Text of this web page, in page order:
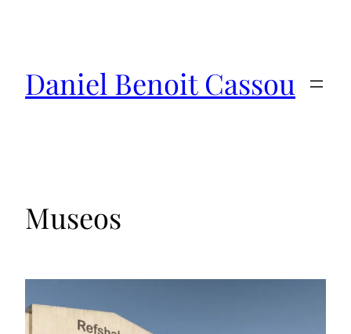
Daniel Benoit Cassou
Museos